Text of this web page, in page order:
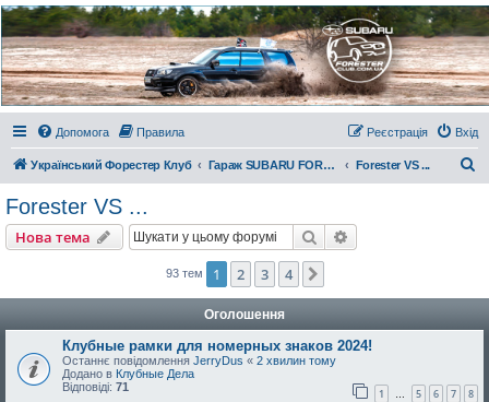
Украинский Форестер
Клуб
Всеукраинский клуб владельцев Subaru Forester. Клубные покатушки на природе и
еженедельные встречи, скидки от партнеров и просто много общения с друзьями.
Присоединяйтесь. Think. Feel. Drive.
Допомога
Правила Вхід
Реєстрація
Український Форестер Клуб Гараж SUBARU FORESTER Forester VS ...
Forester VS ...
Нова тема Пошук
93 тем 1 2 3 4
Оголошення
Клубные рамки для номерных знаков 2024!
Останнє повідомлення JerryDus « 2 хвилин тому
Додано в Клубные Дела
Відповіді: 71 1 … 5 6 7 8